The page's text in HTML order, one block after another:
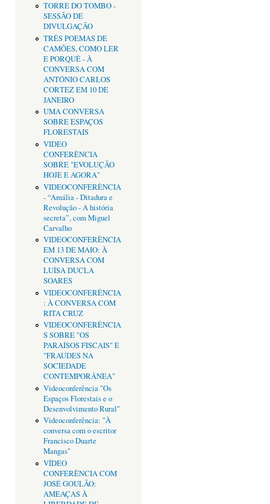
TORRE DO TOMBO -
SESSÃO DE
DIVULGAÇÃO
TRÊS POEMAS DE
CAMÕES, COMO LER
E PORQUÊ - À
CONVERSA COM
ANTÓNIO CARLOS
CORTEZ EM 10 DE
JANEIRO
UMA CONVERSA
SOBRE ESPAÇOS
FLORESTAIS
VIDEO
CONFERÊNCIA
SOBRE "EVOLUÇÃO
HOJE E AGORA"
VIDEOCONFERÊNCIA
- “Amália - Ditadura e
Revolução - A história
secreta”, com Miguel
Carvalho
VIDEOCONFERÊNCIA
EM 13 DE MAIO: À
CONVERSA COM
LUÍSA DUCLA
SOARES
VIDEOCONFERÊNCIA
: À CONVERSA COM
RITA CRUZ
VIDEOCONFERÊNCIA
S SOBRE "OS
PARAÍSOS FISCAIS" E
"FRAUDES NA
SOCIEDADE
CONTEMPORÂNEA"
Videoconferência "Os
Espaços Florestais e o
Desenvolvimento Rural"
Videoconferência: "À
conversa com o escritor
Francisco Duarte
Mangas"
VÍDEO
CONFERÊNCIA COM
JOSÉ GOULÃO:
AMEAÇAS À